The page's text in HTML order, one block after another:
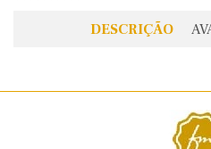
DESCRIÇÃO